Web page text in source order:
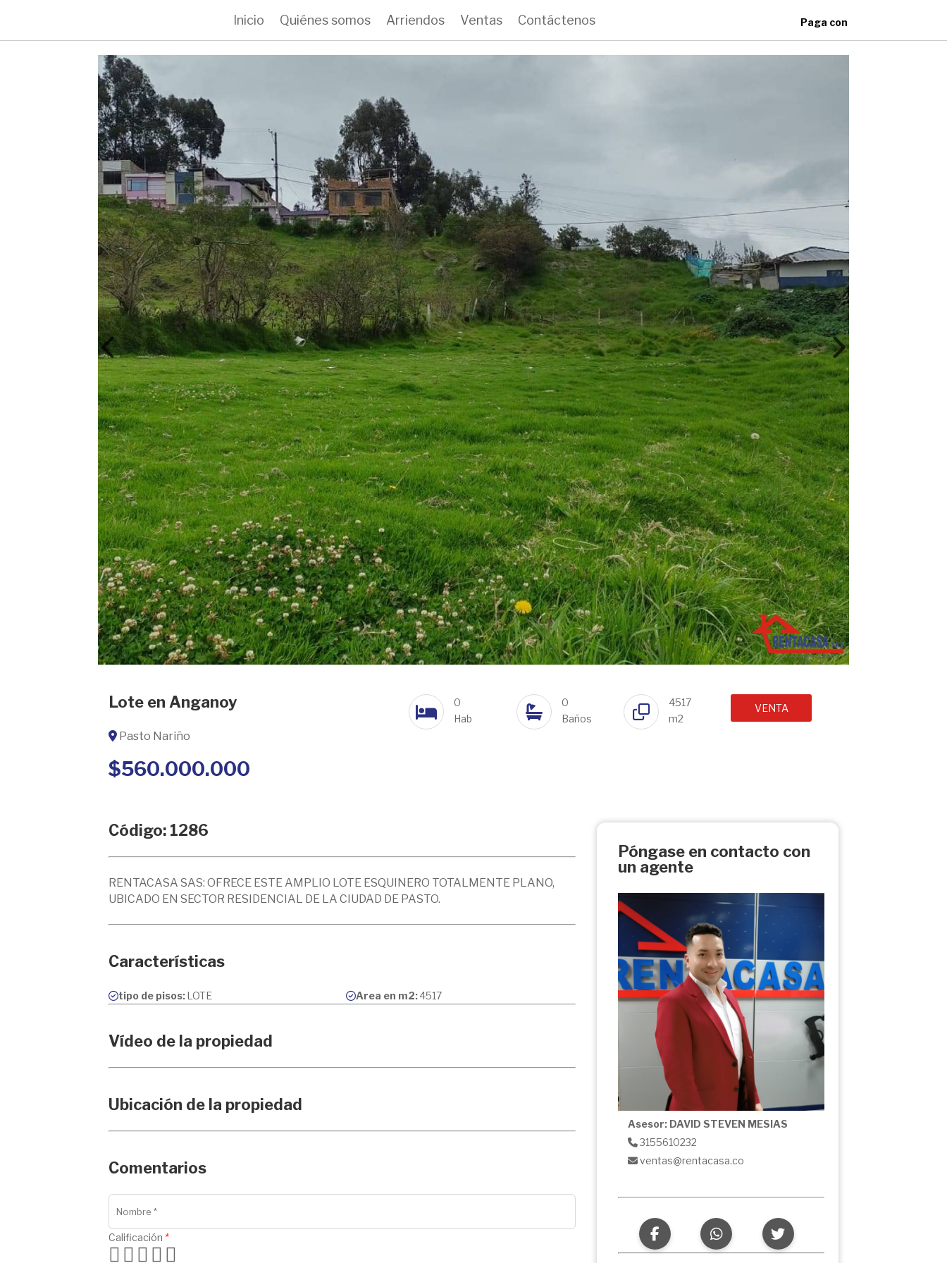
Inicio Quiénes somos Arriendos Ventas Contáctenos Paga con
Lote en Anganoy
Pasto Nariño
$560.000.000
0
Hab
0
Baños
4517
m2
VENTA
Código: 1286
RENTACASA SAS: OFRECE ESTE AMPLIO LOTE ESQUINERO TOTALMENTE PLANO,
UBICADO EN SECTOR RESIDENCIAL DE LA CIUDAD DE PASTO.
Características
tipo de pisos: LOTE Area en m2: 4517
Vídeo de la propiedad
Ubicación de la propiedad
Comentarios
Calificación *
Póngase en contacto con
un agente
Asesor: DAVID STEVEN MESIAS
3155610232
ventas@rentacasa.co